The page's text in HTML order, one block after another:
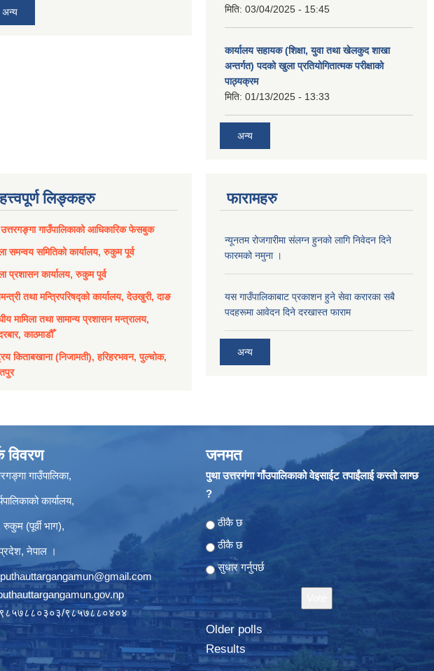
अन्य
मिति: 03/04/2025 - 15:45
कार्यालय सहायक (शिक्षा, युवा तथा खेलकुद शाखा
अन्तर्गत) पदको खुला प्रतियोगितात्मक परीक्षाको
पाठ्यक्रम
मिति: 01/13/2025 - 13:33
अन्य
लिङ्कहरु
गाउँपालिकाको आधिकारिक फेसबुक
समन्वय समितिको कार्यालय, रुकुम पूर्व
प्रशासन कार्यालय, रुकुम पूर्व
तथा मन्त्रिपरिषद्को कार्यालय, देउखुरी, दाङ
मामिला तथा सामान्य प्रशासन मन्त्रालय,
काठमाडौँ
किताबखाना (निजामती), हरिहरभवन, पुल्चोक,
फारामहरु
न्यूनतम रोजगारीमा संलग्न हुनको लागि निवेदन दिने
फारमको नमुना ।
यस गाउँपालिकाबाट प्रकाशन हुने सेवा करारका सबै
पदहरूमा आवेदन दिने दरखास्त फाराम
अन्य
विवरण
गाउँपालिका,
कार्यालय,
(पूर्वी भाग),
प्रदेश, नेपाल ।
puthauttargangamun@gmail.com
९८५७८८०३०३/९८५७८८०४०४
जनमत
पुथा उत्तरगंगा गाँउपालिकाको वेइसाईट तपाईंलाई कस्तो लाग्छ
?
Choices
ठीकै छ
ठीकै छ
सुधार गर्नुपर्छ
Older polls
Results